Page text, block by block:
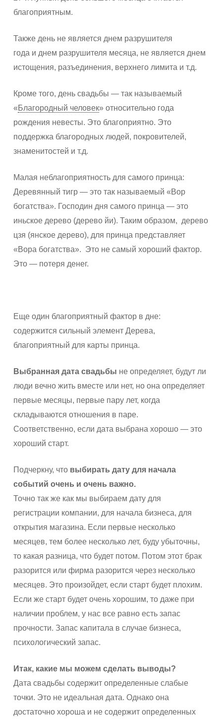
благоприятным.
Также день не является днем разрушителя
года и днем разрушителя месяца, не является днем
истощения, разъединения, верхнего лимита и т.д.
Кроме того, день свадьбы — так называемый
«Благородный человек» относительно года
рождения невесты. Это благоприятно. Это
поддержка благородных людей, покровителей,
знаменитостей и т.д.
Малая неблагоприятность для самого принца:
Деревянный тигр — это так называемый «Вор
богатства». Господин дня самого принца — это
иньское дерево (дерево йи). Таким образом, дерево
цзя (янское дерево), для принца представляет
«Вора богатства». Это не самый хороший фактор.
Это — потеря денег.
Еще один благоприятный фактор в дне:
содержится сильный элемент Дерева,
благоприятный для карты принца.
Выбранная дата свадьбы не определяет, будут ли
люди вечно жить вместе или нет, но она определяет
первые месяцы, первые пару лет, когда
складываются отношения в паре.
Соответственно, если дата выбрана хорошо — это
хороший старт.
Подчеркну, чтовыбирать дату для начала
событий очень и очень важно.
Точно так же как мы выбираем дату для
регистрации компании, для начала бизнеса, для
открытия магазина. Если первые несколько
месяцев, тем более несколько лет, буду убыточны,
то какая разница, что будет потом. Потом этот брак
разорится или фирма разорится через несколько
месяцев. Это произойдет, если старт будет плохим.
Если же старт будет очень хорошим, то даже при
наличии проблем, у нас все равно есть запас
прочности. Запас капитала в случае бизнеса,
психологический запас.
Итак, какие мы можем сделать выводы?
Дата свадьбы содержит определенные слабые
точки. Это не идеальная дата. Однако она
достаточно хороша и не содержит определенных